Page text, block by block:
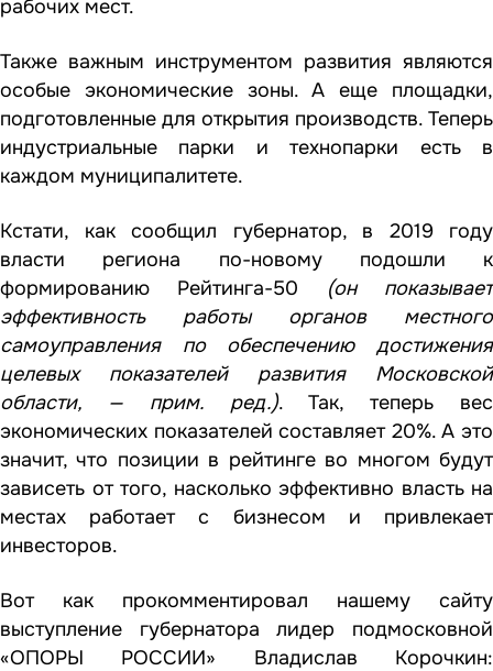
рабочих мест.
Также важным инструментом развития являются
особые экономические зоны. А еще площадки,
подготовленные для открытия производств. Теперь
индустриальные парки и технопарки есть в
каждом муниципалитете.
Кстати, как сообщил губернатор, в 2019 году
власти региона по-новому подошли к
формированию Рейтинга-50
(он показывает
эффективность работы органов местного
самоуправления по обеспечению достижения
целевых показателей развития Московской
области, — прим. ред.). Так, теперь вес
экономических показателей составляет 20%. А это
значит, что позиции в рейтинге во многом будут
зависеть от того, насколько эффективно власть на
местах работает с бизнесом и привлекает
инвесторов.
Вот как прокомментировал нашему сайту
выступление губернатора лидер подмосковной
«ОПОРЫ РОССИИ» Владислав Корочкин: